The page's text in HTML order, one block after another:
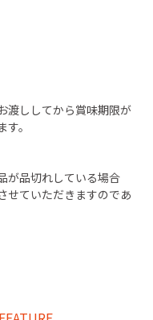
渡ししてから賞味期限が
。
が品切れしている場合
せていただきますのであ